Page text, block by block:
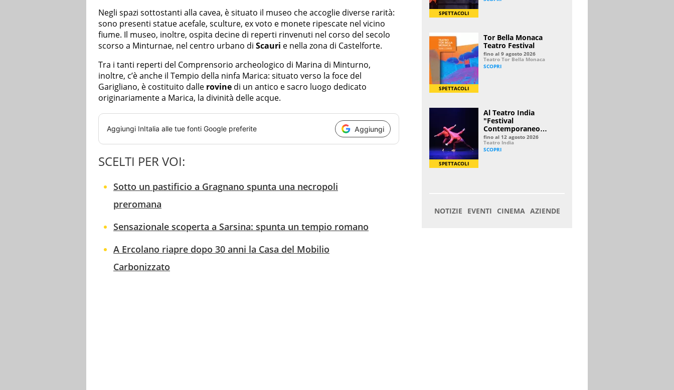
Negli spazi sottostanti alla cavea, è situato il museo che accoglie diverse rarità:
sono presenti statue acefale, sculture, ex voto e monete ripescate nel vicino
fiume. Il museo, inoltre, ospita decine di reperti rinvenuti nel corso del secolo
scorso a Minturnae, nel centro urbano di Scauri e nella zona di Castelforte.
Tra i tanti reperti del Comprensorio archeologico di Marina di Minturno,
inoltre, c’è anche il Tempio della ninfa Marica: situato verso la foce del
Garigliano, è costituito dalle rovine di un antico e sacro luogo dedicato
originariamente a Marica, la divinità delle acque.
Aggiungi InItalia alle tue fonti Google preferite Aggiungi
SCELTI PER VOI:
Sotto un pastificio a Gragnano spunta una necropoli
preromana
Sensazionale scoperta a Sarsina: spunta un tempio romano
A Ercolano riapre dopo 30 anni la Casa del Mobilio
Carbonizzato